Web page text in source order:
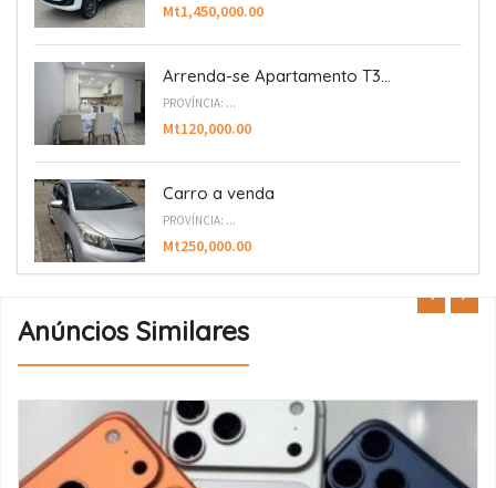
Mt1,450,000.00
Arrenda-se Apartamento T3...
PROVÍNCIA: ...
Mt120,000.00
Carro a venda
PROVÍNCIA: ...
Mt250,000.00
Anúncios Similares